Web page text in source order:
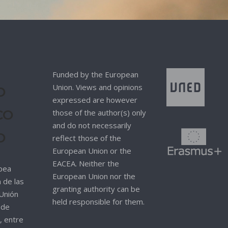
de las
entre
Funded by the European
Union. Views and opinions
expressed are however
those of the author(s) only
and do not necessarily
reflect those of the
European Union or the
EACEA. Neither the
European Union nor the
granting authority can be
held responsible for them.